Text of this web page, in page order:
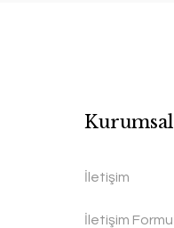
Kurumsal
İletişim
İletişim Formu